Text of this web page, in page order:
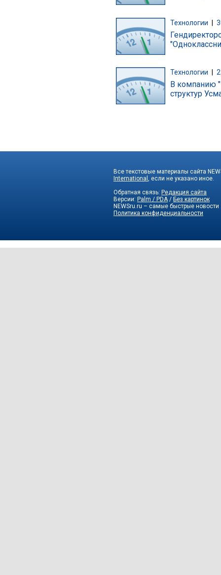
Технологии |
Технологии
В компанию
структур
Все текстовые материалы сайта
International , если не указано иное.
Обратная связь: Редакция сайта
Версии: Palm / PDA/ Без картинок
NEWSru.ru – самые быстрые новости
Политика конфиденциальности